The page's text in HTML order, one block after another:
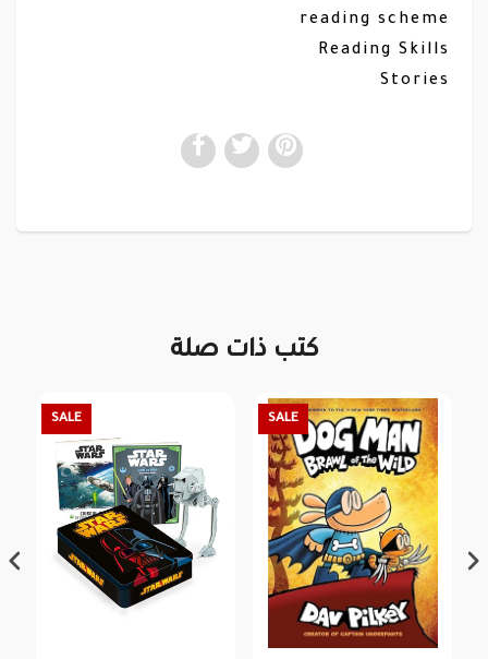
reading scheme
Reading Skills
Stories
كتب ذات صلة
SALE SALE